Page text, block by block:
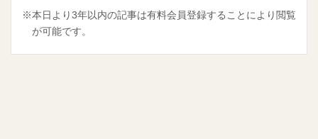
※本日より3年以内の記事は有料会員登録することにより閲覧
が可能です。